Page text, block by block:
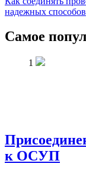
надежных способов
Самое
1
к ОСУП